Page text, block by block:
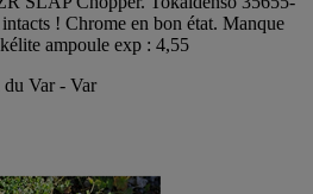
! Chrome en bon état. Manque
ampoule exp : 4,55
du Var - Var